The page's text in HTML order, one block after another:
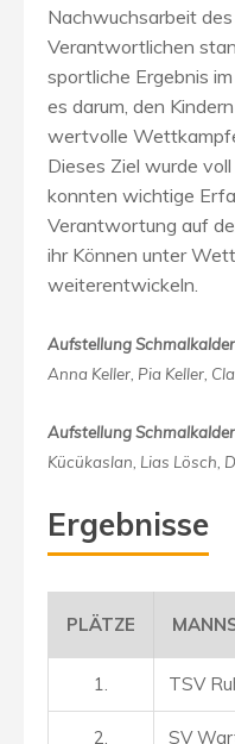
Nachwuchsarbeit des
Verantwortlichen
sportliche Ergebnis
es darum, den
wertvolle
Dieses Ziel wurde
konnten wichtige
Verantwortung auf
ihr Können unter
weiterentwickeln.
Aufstellung Schmalkalder
Anna Keller, Pia Keller,
Aufstellung Schmalkalder
Kücükaslan, Lias Lösch,
Ergebnisse
PLÄTZE
1. TSV
2. SV